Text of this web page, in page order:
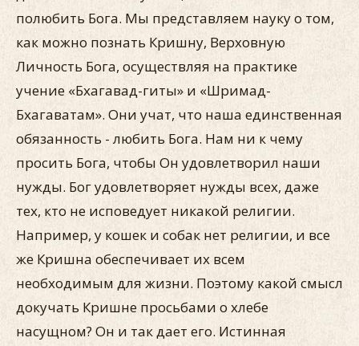
полюбить Бога. Мы представляем науку о том,
как можно познать Кришну, Верховную
Личность Бога, осуществляя на практике
учение «Бхагавад-гиты» и «Шримад-
Бхагаватам». Они учат, что наша единственная
обязанность - любить Бога. Нам ни к чему
просить Бога, чтобы Он удовлетворил наши
нужды. Бог удовлетворяет нужды всех, даже
тех, кто не исповедует никакой религии.
Например, у кошек и собак нет религии, и все
же Кришна обеспечивает их всем
необходимым для жизни. Поэтому какой смысл
докучать Кришне просьбами о хлебе
насущном? Он и так дает его. Истинная